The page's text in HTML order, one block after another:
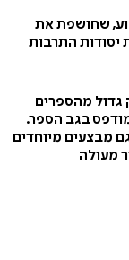
שחושפת את
התרבות
גדול מהספרים
בגב הספר.
מבצעים מיוחדים
מעולה